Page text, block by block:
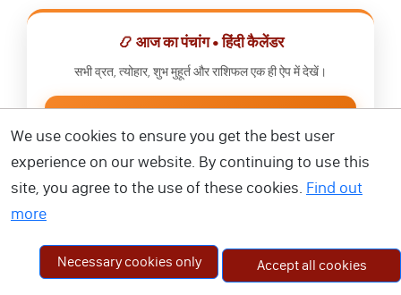
📿 आज का पंचांग • हिंदी कैलेंडर
सभी व्रत, त्योहार, शुभ मुहूर्त और राशिफल एक ही ऐप में देखें।
We use cookies to ensure you get the best user
experience on our website. By continuing to use this
site, you agree to the use of these cookies. Find out
more
Necessary cookies only Accept all cookies